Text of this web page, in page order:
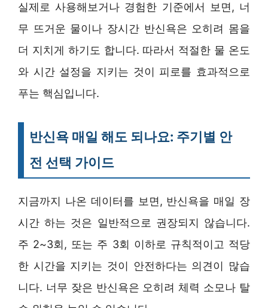
실제로 사용해보거나 경험한 기준에서 보면, 너
무 뜨거운 물이나 장시간 반신욕은 오히려 몸을
더 지치게 하기도 합니다. 따라서 적절한 물 온도
와 시간 설정을 지키는 것이 피로를 효과적으로
푸는 핵심입니다.
반신욕 매일 해도 되나요: 주기별 안
전 선택 가이드
지금까지 나온 데이터를 보면, 반신욕을 매일 장
시간 하는 것은 일반적으로 권장되지 않습니다.
주 2~3회, 또는 주 3회 이하로 규칙적이고 적당
한 시간을 지키는 것이 안전하다는 의견이 많습
니다. 너무 잦은 반신욕은 오히려 체력 소모나 탈